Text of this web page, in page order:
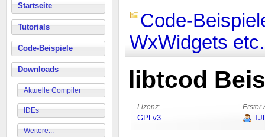
Startseite
Tutorials
Code-Beispiele
Downloads
Aktuelle Compiler
IDEs
Weitere...
Code-
WxWidgets etc.
libtcod
Lizenz: Erster
GPLv3